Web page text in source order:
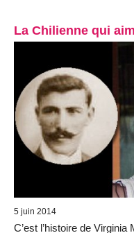
La Chilienne qui
5 juin 2014
C’est l’histoire de